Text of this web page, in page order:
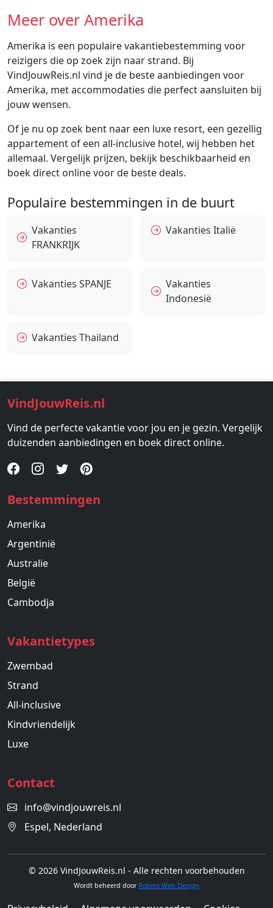
Meer over Amerika
Amerika is een populaire vakantiebestemming voor
reizigers die op zoek zijn naar strand. Bij
VindJouwReis.nl vind je de beste aanbiedingen voor
Amerika, met accommodaties die perfect aansluiten bij
jouw wensen.
Of je nu op zoek bent naar een luxe resort, een gezellig
appartement of een all-inclusive hotel, wij hebben het
allemaal. Vergelijk prijzen, bekijk beschikbaarheid en
boek direct online voor de beste deals.
Populaire bestemmingen in de buurt
Vakanties
FRANKRIJK
Vakanties Italië
Vakanties SPANJE
Vakanties
Indonesië
Vakanties Thailand
VindJouwReis.nl
Vind de perfecte vakantie voor jou en je gezin. Vergelijk
duizenden aanbiedingen en boek direct online.
Bestemmingen
Amerika
Argentinië
Australie
België
Cambodja
Vakantietypes
Zwembad
Strand
All-inclusive
Kindvriendelijk
Luxe
Contact
info@vindjouwreis.nl
Espel, Nederland
© 2026 VindJouwReis.nl - Alle rechten voorbehouden
Wordt beheerd door Robins Web Design